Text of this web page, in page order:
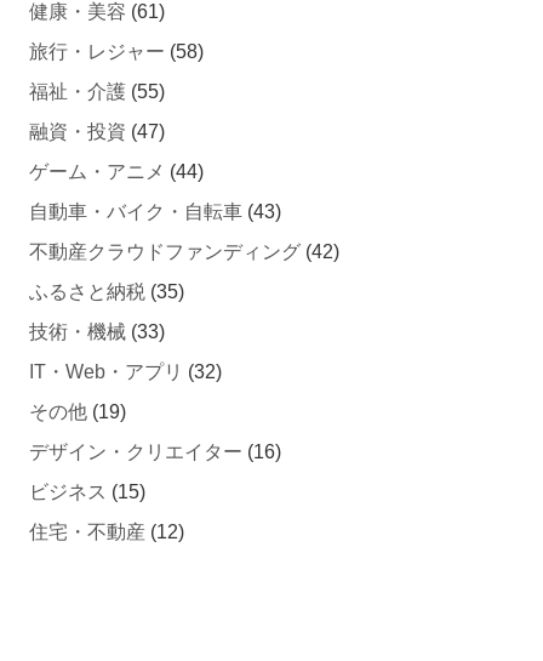
健康・美容 (61)
旅行・レジャー (58)
福祉・介護 (55)
融資・投資 (47)
ゲーム・アニメ (44)
自動車・バイク・自転車 (43)
不動産クラウドファンディング (42)
ふるさと納税 (35)
技術・機械 (33)
IT・Web・アプリ (32)
その他 (19)
デザイン・クリエイター (16)
ビジネス (15)
住宅・不動産 (12)